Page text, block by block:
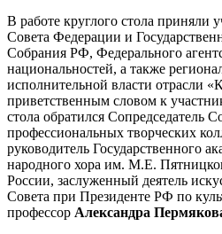
В работе круглого стола приняли
Совета Федерации и
Собрания РФ, Федерального
национальностей, а также
исполнительной власти отрасли
приветственным словом к
стола обратился
профессиональных творческих
руководитель Государственного
народного хора им. М.Е.
России, заслуженный деятель
Совета при Президенте РФ по
профессор Александра